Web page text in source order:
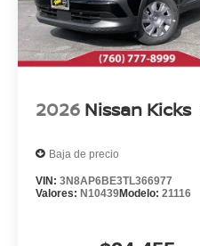
2026 Nissan Kicks
Baja de precio
VIN: 3N8AP6BE3TL366977
Valores: N10439Modelo: 21116